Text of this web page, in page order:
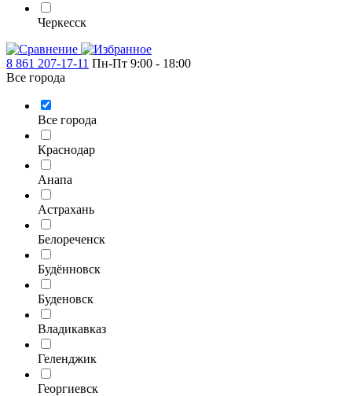
Черкесск
8 861 207-17-11 Пн-Пт 9:00 - 18:00
Все города
Все города
Краснодар
Анапа
Астрахань
Белореченск
Будённовск
Буденовск
Владикавказ
Геленджик
Георгиевск